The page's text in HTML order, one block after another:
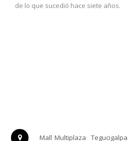
de lo que sucedió hace siete años.
Mall Multiplaza Tegucigalpa